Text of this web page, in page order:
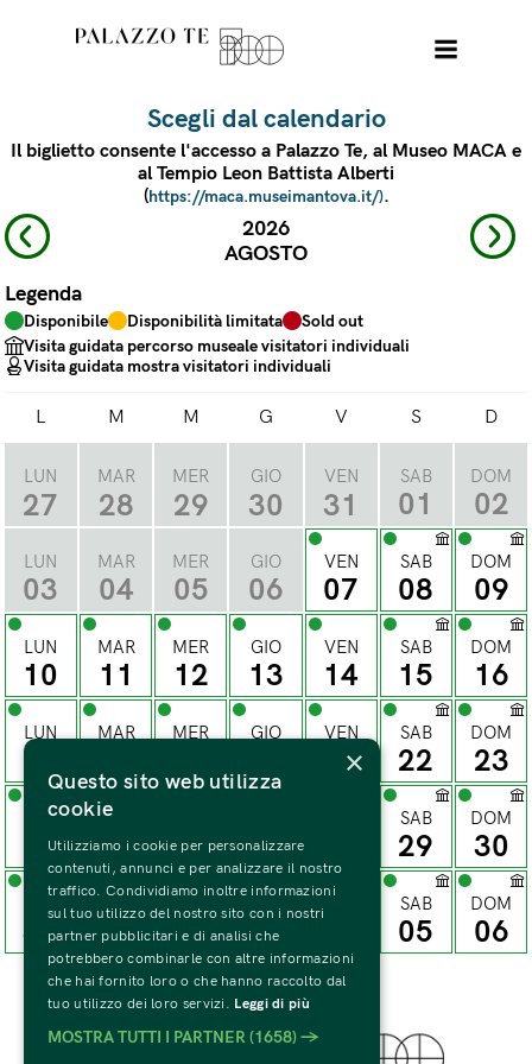
Scegli dal calendario
Il biglietto consente l'accesso a Palazzo Te, al Museo MACA e
al Tempio Leon Battista Alberti
(https://maca.museimantova.it/).
2026
AGOSTO
Legenda
Disponibile Disponibilità limitata
Sold out
Visita guidata percorso museale visitatori individuali
Visita guidata mostra visitatori individuali
L M M G V S D
LUN
27
MAR
28
MER
29
GIO
30
VEN
31
SAB
01
DOM
02
LUN
03
MAR
04
MER
05
GIO
06
VEN
07
SAB
08
DOM
09
LUN
10
MAR
11
MER
12
GIO
13
VEN
14
SAB
15
DOM
16
LUN
17
MAR MER GIO VEN
21
SAB
22
DOM
23
LUN
24
MAR
25 26 27
SAB
29
DOM
30
31
MAR
01
MER
02
GIO
03
SAB
05
DOM
06
×
Questo sito web utilizza
cookie
Utilizziamo i cookie per personalizzare
contenuti, annunci e per analizzare il nostro
traffico. Condividiamo inoltre informazioni
sul tuo utilizzo del nostro sito con i nostri
partner pubblicitari e di analisi che
potrebbero combinarle con altre informazioni
che hai fornito loro o che hanno raccolto dal
tuo utilizzo dei loro servizi. Leggi di più
MOSTRA TUTTI I PARTNER (1658) →